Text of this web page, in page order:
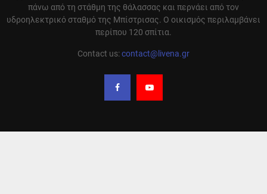
πάνω από τη στάθμη της θάλασσας και περνάει από τον
υδροηλεκτρικό σταθμό της Μπίστρισας. Ο οικισμός περιλαμβάνει
περίπου 120 σπίτια.
Contact us:contact@livena.gr